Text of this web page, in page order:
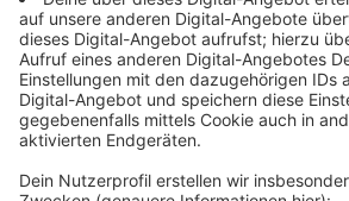
Prozent.
In den kommenden Wochen werden
Vertriebsmitarbeiter der Deutschen
zu Tür gehen und auf Wunsch die
informieren. Alle Mitarbeiter können
und kommen der Aufforderung dazu